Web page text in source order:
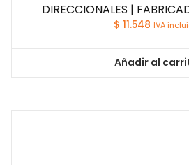
DIRECCIONALES |
$ 11.548 IVA
Añadir al